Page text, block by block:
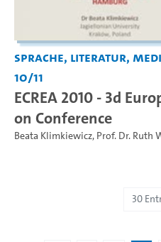
Sprache, Literatur,
10/11
ECREA 2010 - 3d
on Conference
Beata Klimkiewicz, Prof. Dr. Ruth
30